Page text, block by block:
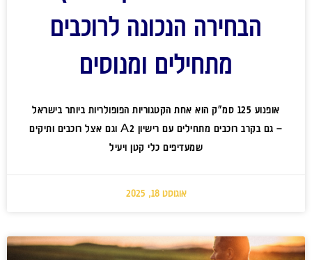
הבחירה הנכונה לרוכבים
מתחילים ומנוסים
אופנוע 125 סמ"ק הוא אחת הקטגוריות הפופולריות ביותר בישראל
– גם בקרב רוכבים מתחילים עם רישיון A2 וגם אצל רוכבים ותיקים
שמעדיפים כלי קטן ויעיל
אוגוסט 18, 2025